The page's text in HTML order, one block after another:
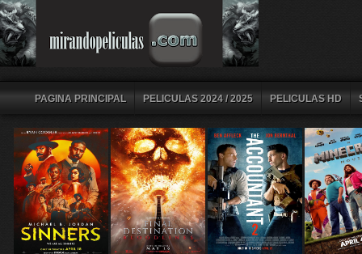
PAGINA PRINCIPAL PELICULAS 2024 / 2025 PELICULAS HD